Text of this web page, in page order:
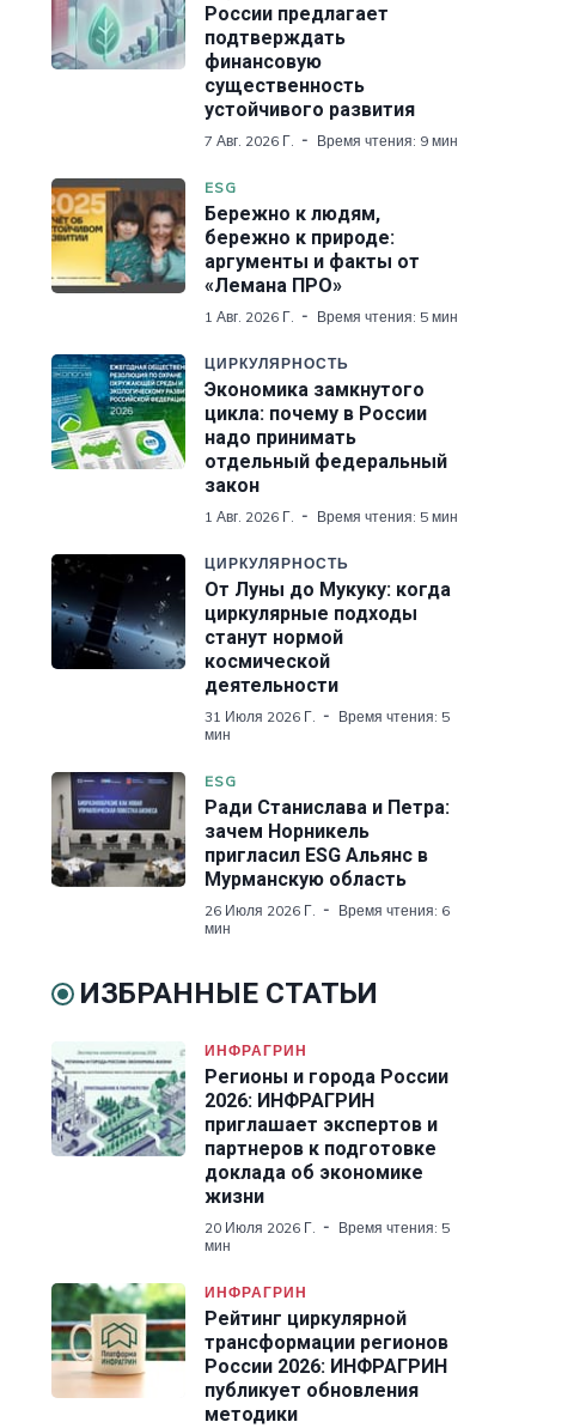
России предлагает
подтверждать
финансовую
существенность
устойчивого развития
7 Авг. 2026 Г. Время чтения: 9 мин
ESG
Бережно к людям,
бережно к природе:
аргументы и факты от
«Лемана ПРО»
1 Авг. 2026 Г. Время чтения: 5 мин
ЦИРКУЛЯРНОСТЬ
Экономика замкнутого
цикла: почему в России
надо принимать
отдельный федеральный
закон
1 Авг. 2026 Г. Время чтения: 5 мин
ЦИРКУЛЯРНОСТЬ
От Луны до Мукуку: когда
циркулярные подходы
станут нормой
космической
деятельности
31 Июля 2026 Г.
Время чтения: 5
мин
ESG
Ради Станислава и Петра:
зачем Норникель
пригласил ESG Альянс в
Мурманскую область
26 Июля 2026 Г.
Время чтения: 6
мин
ИЗБРАННЫЕ СТАТЬИ
ИНФРАГРИН
Регионы и города России
2026: ИНФРАГРИН
приглашает экспертов и
партнеров к подготовке
доклада об экономике
жизни
20 Июля 2026 Г.
Время чтения: 5
мин
ИНФРАГРИН
Рейтинг циркулярной
трансформации регионов
России 2026: ИНФРАГРИН
публикует обновления
методики